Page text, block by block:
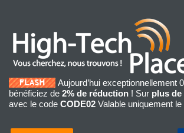
Aujourd’hui exceptionnellement
bénéficiez de 2% de réduction ! Sur plus de
avec le code CODE02 Valable uniquement le